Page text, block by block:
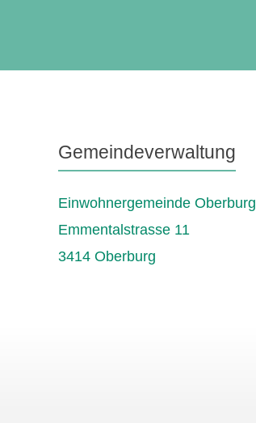
Gemeindeverwaltung
Einwohnergemeinde Oberburg
Emmentalstrasse 11
3414 Oberburg